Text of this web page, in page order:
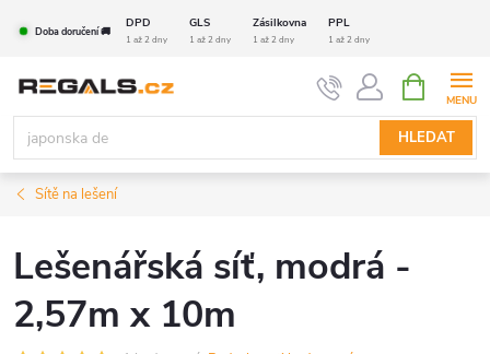
Doba doručení 🚚
DPD GLS Zásilkovna PPL
1 až 2 dny 1 až 2 dny 1 až 2 dny 1 až 2 dny
HLEDAT
NÁKUPNÍ
KOŠÍK
Sítě na lešení
Lešenářská síť, modrá -
2,57m x 10m